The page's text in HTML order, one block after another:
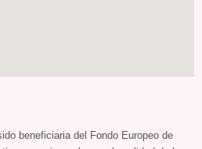
beneficiaria del Fondo Europeo de